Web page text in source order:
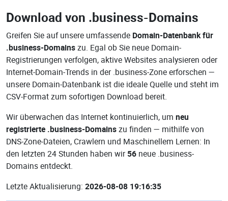
Download von .business-Domains
Greifen Sie auf unsere umfassende Domain-Datenbank für
.business-Domainszu. Egal ob Sie neue Domain-
Registrierungen verfolgen, aktive Websites analysieren oder
Internet-Domain-Trends in der .business-Zone erforschen —
unsere Domain-Datenbank ist die ideale Quelle und steht im
CSV-Format zum sofortigen Download bereit.
Wir überwachen das Internet kontinuierlich, um neu
registrierte .business-Domainszu finden — mithilfe von
DNS-Zone-Dateien, Crawlern und Maschinellem Lernen: In
den letzten 24 Stunden haben wir 56 neue .business-
Domains entdeckt.
Letzte Aktualisierung: 2026-08-08 19:16:35